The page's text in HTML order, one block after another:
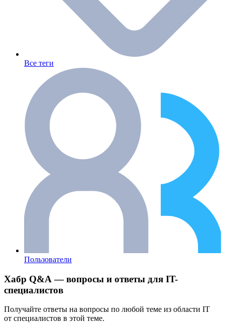
Все теги
Пользователи
Хабр Q&A — вопросы и ответы для IT-
специалистов
Получайте ответы на вопросы по любой теме из области IT
от специалистов в этой теме.